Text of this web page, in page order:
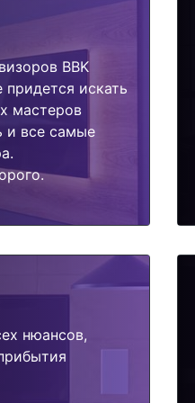
BBK
искать
мастеров
и все самые
нюансов,